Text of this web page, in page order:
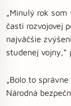
„Minulý rok
časti rozvojovej
najväčšie
studenej vojny,“
„Bolo to
Národná